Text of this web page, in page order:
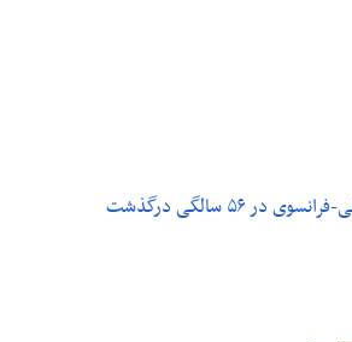
۵۶ سالگی درگذشت